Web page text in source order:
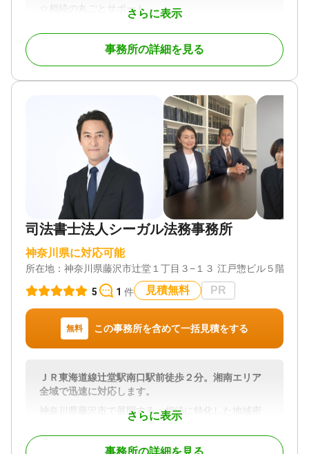
対応地域
東京、神奈川、埼玉、千葉
遺言書 / 遺産分割 / 相続財産調査 / 相続税申告 / 相続
銀行手続き / 戸籍収集 / 相続税対策 / 相続人調査 / 相
対応体制
電話相談可 / 女性スタッフ対応可 / 土日相談可 / 初回
相談無料 / 18時以降相談可 / オンライン面談可 / 事務
弁護士に相談することが大切です。
当事務所では、生前対策のご相談を承ることも多
く、ご相談者様のご希望に沿った遺言書の作成をサ
ルから守ることでもあります。
遺産の分配や相続税への配慮など、ご相談者様のご
希望を踏まえたうえで、遺言書に盛り込むべき内容
をアドバイスいたします。
当事務所では、税理士や司法書士といった他士業に
くわえ、不動産業界やファイナンシャルプランナ
ー、終活アドバイザーなど幅広い業種の専門家との
連携体制を整えています。
不動産や相続税が関わる相続問題も、ワンストップ
ご多忙な方のために、平日夜間や休日のご相談にも
対応可能です。
ご予約の際に、ご遠慮なくお申し付けください。
相続は、誰もがいつかは直面するものでありなが
ら、さまざまな法的知識が求められる複雑な手続き
です。
い。
対応地域
さらに表示
☆相続の丸ごとサポート
弊所では、司法書士の専門である不動産の相続登記
のみならず、法定相続情報一覧図の作成、凍結され
た銀行口座・証券口座の相続手続き、相続した不動
産の売却サポート等、相続に伴う幅広い業務に対応
☆明確な費用の提示
費用のことは最初に説明し、些細なことでも相談し
やすい雰囲気作りに努めています。
☆信用第一
☆迅速かつ丁寧な対応
神奈川県、東京都
対応業務
遺言書 / 遺産分割 / 相続財産調査 / 相続登記 / 相続放
棄 / 家族信託 / 相続手続き / 銀行手続き / 戸籍収集 /
相続人調査
対応体制
電話相談可 / 訪問可 / 土日相談可 / 初回相談無料 / 18
時以降相談可 / オンライン面談可 / 事務所面談可
事務所の詳細を見る
司法書士法人シーガル法務事務所
神奈川県に対応可能
所在地： 神奈川県藤沢市辻堂１丁目３−１３ 江戸惣ビル５階
5 1 件 見積無料 PR
無料 この事務所を含めて一括見積をする
さらに表示
ＪＲ東海道線辻堂駅南口駅前徒歩２分。湘南エリア
全域で迅速に対応します。
神奈川県藤沢市で展開する、相続に特化した地域密
着型の司法書士事務所。依頼者の声に耳を傾けるこ
とを第一とする姿勢で、累計相談数は2.000件超と圧
事務所の詳細を見る